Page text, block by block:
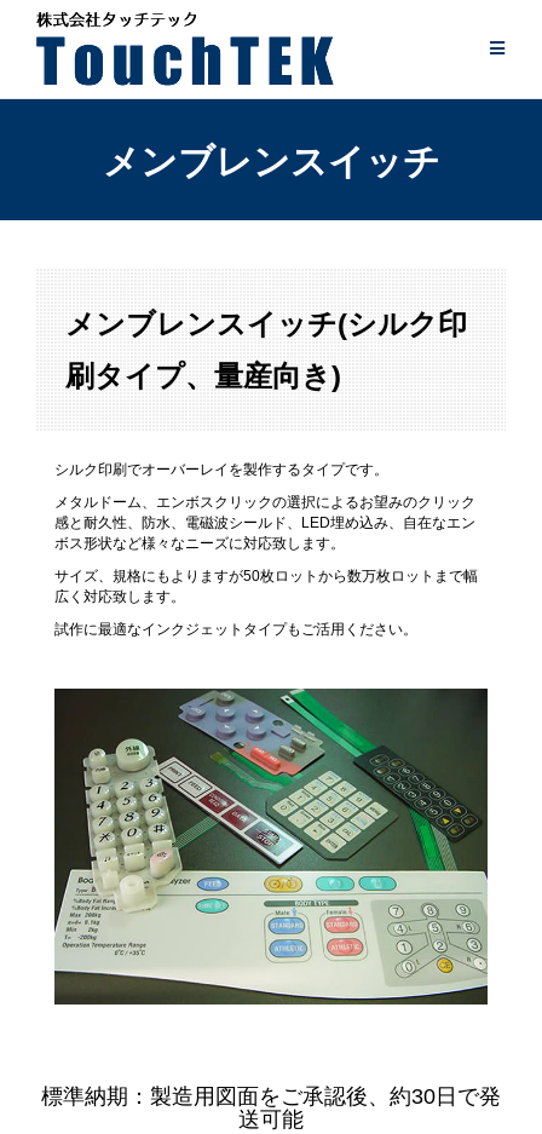
メンブレンスイッチ
メンブレンスイッチ(シルク印
刷タイプ、量産向き)
シルク印刷でオーバーレイを製作するタイプです。
メタルドーム、エンボスクリックの選択によるお望みのクリック
感と耐久性、防水、電磁波シールド、LED埋め込み、自在なエン
ボス形状など様々なニーズに対応致します。
サイズ、規格にもよりますが50枚ロットから数万枚ロットまで幅
広く対応致します。
試作に最適なインクジェットタイプもご活用ください。
標準納期：製造用図面をご承認後、約30日で発
送可能